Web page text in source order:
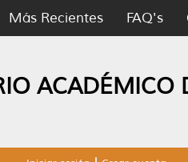
Más Recientes FAQ's
ACADÉMICO